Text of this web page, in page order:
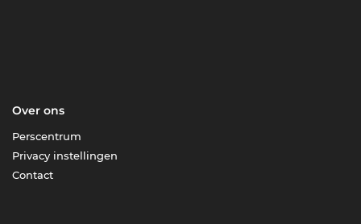
Over ons
Perscentrum
Privacy instellingen
Contact